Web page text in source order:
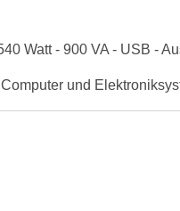
Watt - 900 VA - USB -
und